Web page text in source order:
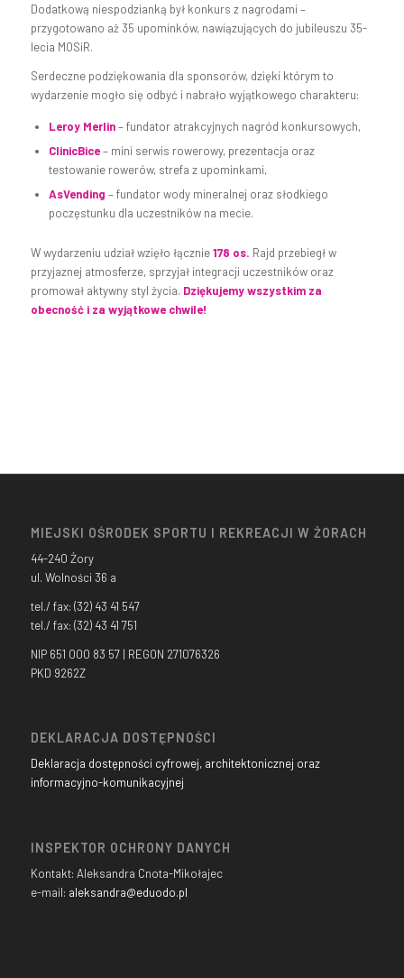
Dodatkową niespodzianką był konkurs z nagrodami –
przygotowano aż 35 upominków, nawiązujących do jubileuszu 35-
lecia MOSiR.
Serdeczne podziękowania dla sponsorów, dzięki którym to
wydarzenie mogło się odbyć i nabrało wyjątkowego charakteru:
Leroy Merlin– fundator atrakcyjnych nagród konkursowych,
ClinicBice– mini serwis rowerowy, prezentacja oraz
testowanie rowerów, strefa z upominkami,
AsVending – fundator wody mineralnej oraz słodkiego
poczęstunku dla uczestników na mecie.
W wydarzeniu udział wzięło łącznie178 os. Rajd przebiegł w
przyjaznej atmosferze, sprzyjał integracji uczestników oraz
promował aktywny styl życia. Dziękujemy wszystkim za
obecność i za wyjątkowe chwile!
MIEJSKI OŚRODEK SPORTU I REKREACJI W ŻORACH
44-240 Żory
ul. Wolności 36 a
tel./ fax: (32) 43 41 547
tel./ fax: (32) 43 41 751
NIP 651 000 83 57 | REGON 271076326
PKD 9262Z
DEKLARACJA DOSTĘPNOŚCI
Deklaracja dostępności cyfrowej, architektonicznej oraz
informacyjno-komunikacyjnej
INSPEKTOR OCHRONY DANYCH
Kontakt: Aleksandra Cnota-Mikołajec
e-mail: aleksandra@eduodo.pl